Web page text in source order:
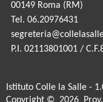
00149 Roma (RM)
Tel. 06.20976431
P.I. 02113801001 /
Istituto Colle la Salle -